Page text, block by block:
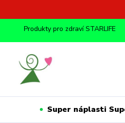
Produkty pro zdraví STARLIFE
Super náplasti